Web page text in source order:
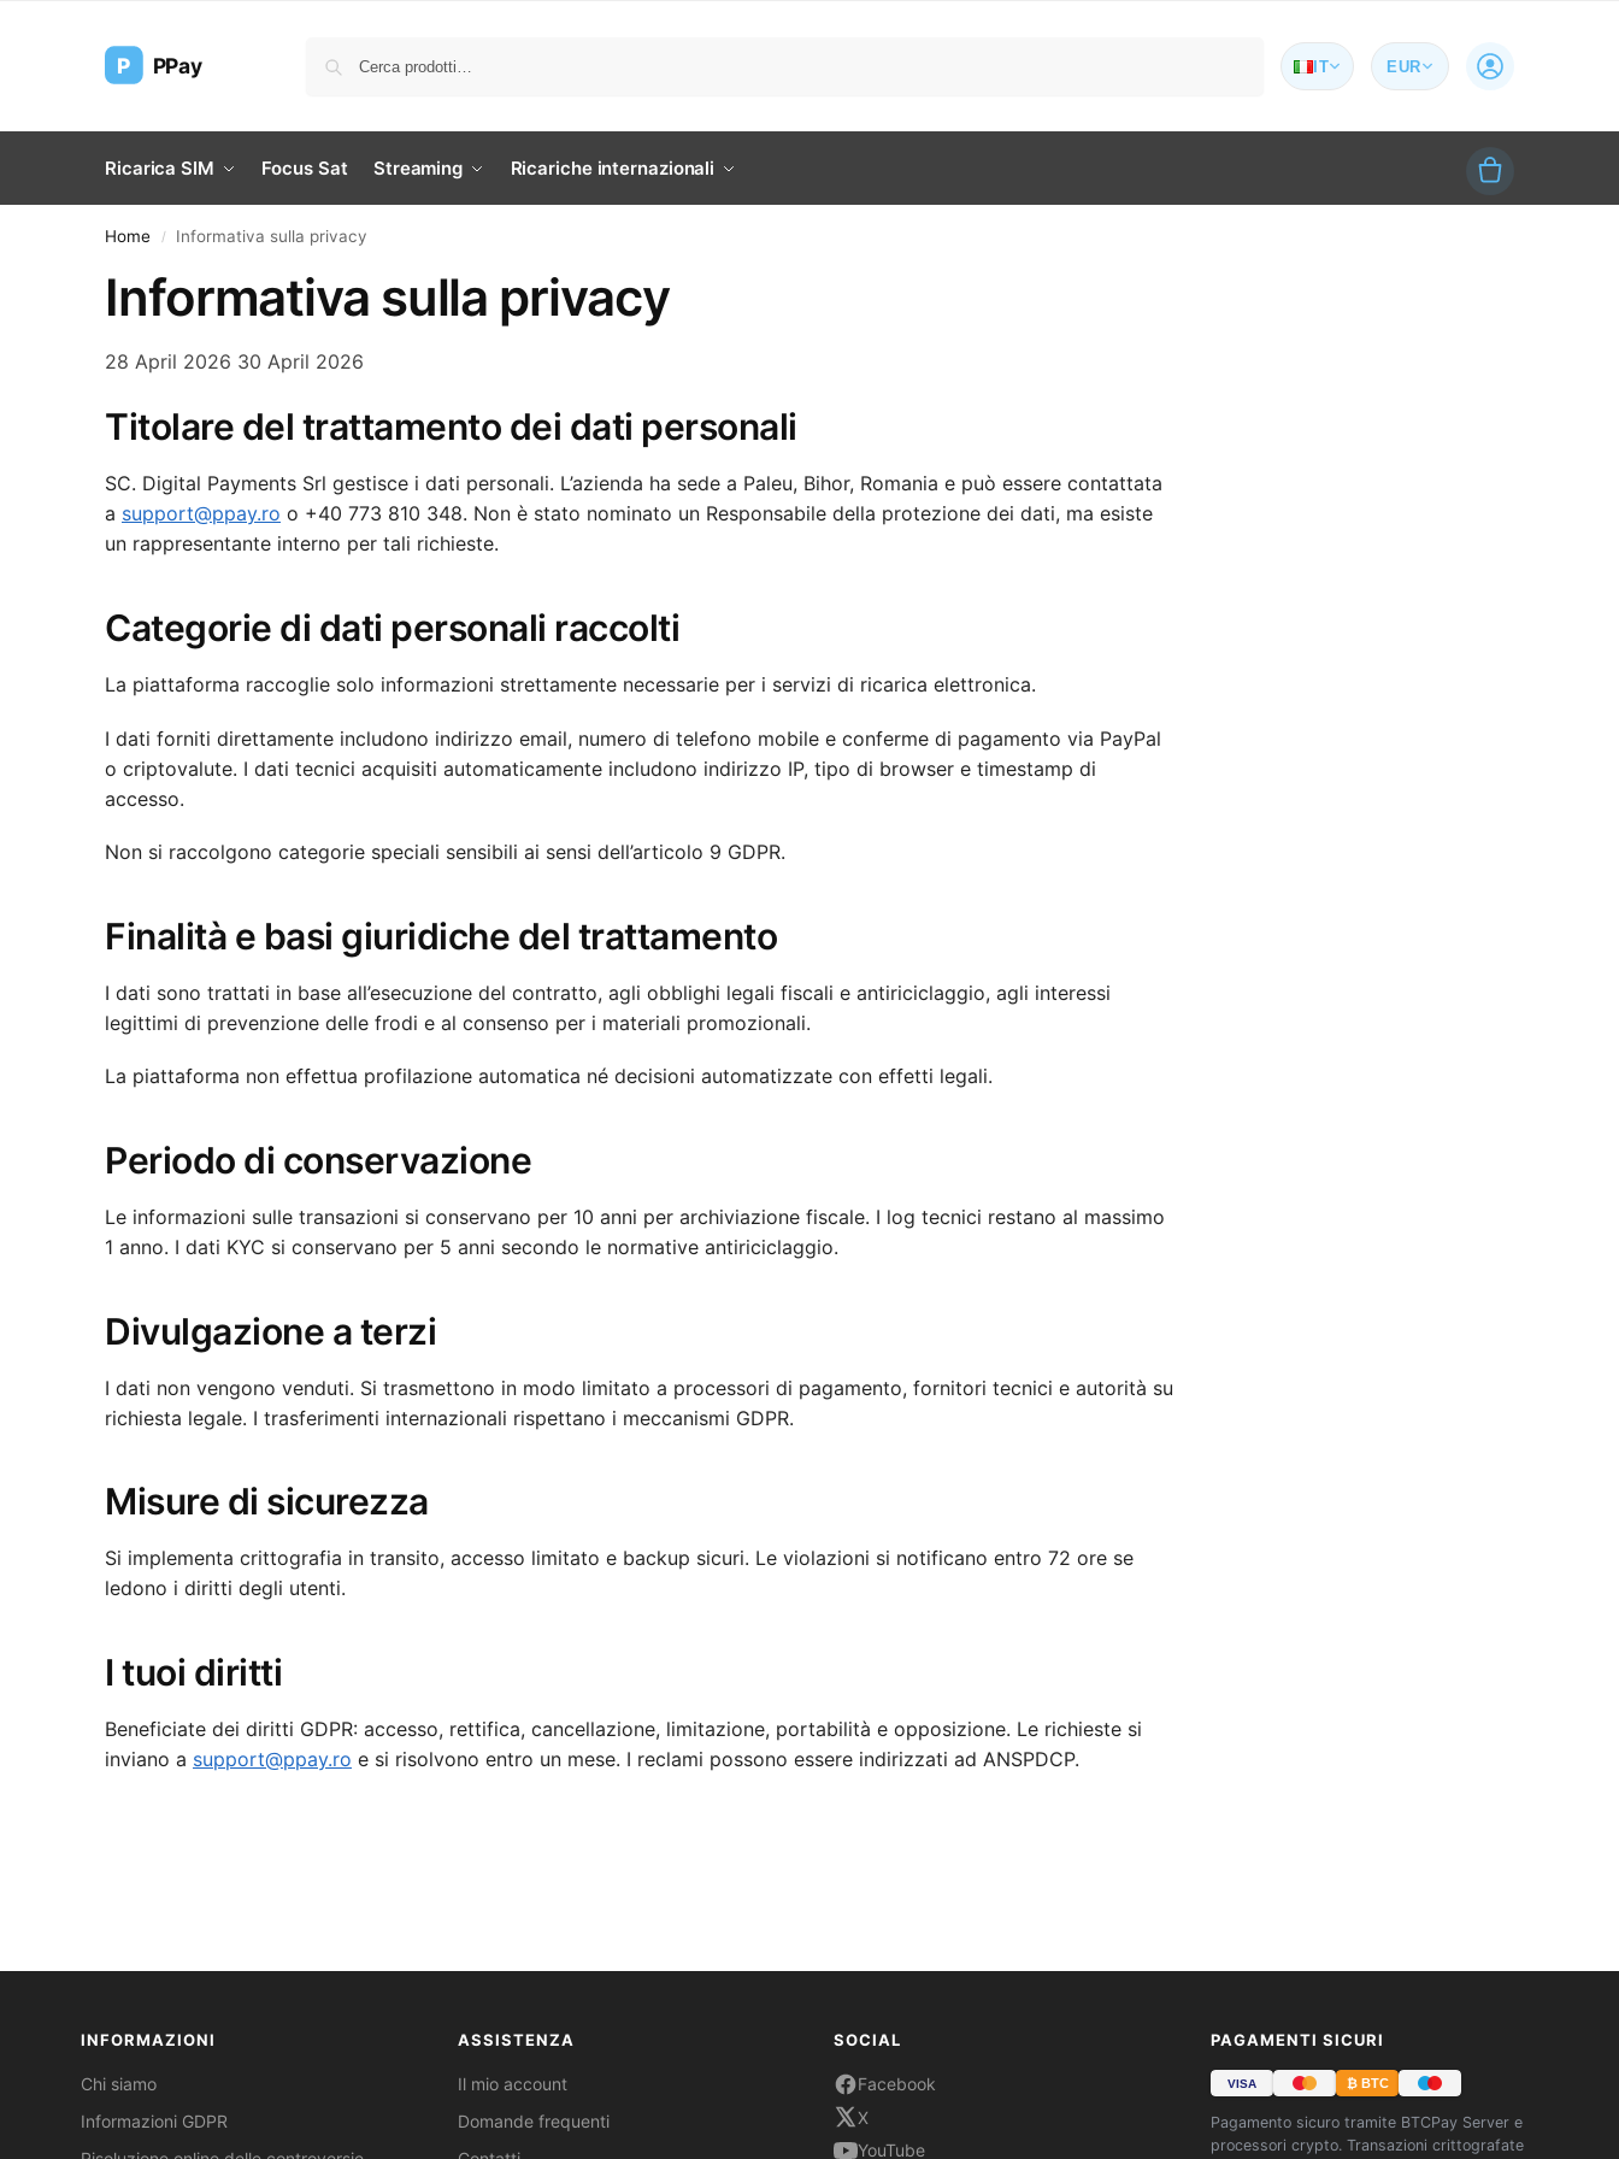
P PPay
IT
EUR
Ricarica SIM Focus Sat Streaming Ricariche internazionali
Home / Informativa sulla privacy
Informativa sulla privacy
28 April 2026 30 April 2026
Titolare del trattamento dei dati personali
SC. Digital Payments Srl gestisce i dati personali. L’azienda ha sede a Paleu, Bihor, Romania e può essere contattata
a support@ppay.ro o +40 773 810 348. Non è stato nominato un Responsabile della protezione dei dati, ma esiste
un rappresentante interno per tali richieste.
Categorie di dati personali raccolti
La piattaforma raccoglie solo informazioni strettamente necessarie per i servizi di ricarica elettronica.
I dati forniti direttamente includono indirizzo email, numero di telefono mobile e conferme di pagamento via PayPal
o criptovalute. I dati tecnici acquisiti automaticamente includono indirizzo IP, tipo di browser e timestamp di
accesso.
Non si raccolgono categorie speciali sensibili ai sensi dell’articolo 9 GDPR.
Finalità e basi giuridiche del trattamento
I dati sono trattati in base all’esecuzione del contratto, agli obblighi legali fiscali e antiriciclaggio, agli interessi
legittimi di prevenzione delle frodi e al consenso per i materiali promozionali.
La piattaforma non effettua profilazione automatica né decisioni automatizzate con effetti legali.
Periodo di conservazione
Le informazioni sulle transazioni si conservano per 10 anni per archiviazione fiscale. I log tecnici restano al massimo
1 anno. I dati KYC si conservano per 5 anni secondo le normative antiriciclaggio.
Divulgazione a terzi
I dati non vengono venduti. Si trasmettono in modo limitato a processori di pagamento, fornitori tecnici e autorità su
richiesta legale. I trasferimenti internazionali rispettano i meccanismi GDPR.
Misure di sicurezza
Si implementa crittografia in transito, accesso limitato e backup sicuri. Le violazioni si notificano entro 72 ore se
ledono i diritti degli utenti.
I tuoi diritti
Beneficiate dei diritti GDPR: accesso, rettifica, cancellazione, limitazione, portabilità e opposizione. Le richieste si
inviano a support@ppay.ro e si risolvono entro un mese. I reclami possono essere indirizzati ad ANSPDCP.
INFORMAZIONI
Chi siamo
Informazioni GDPR
ASSISTENZA
Il mio account
Domande frequenti
SOCIAL
Facebook
X
YouTube
PAGAMENTI SICURI
VISA ₿ BTC
Pagamento sicuro tramite BTCPay Server e
processori crypto. Transazioni crittografate